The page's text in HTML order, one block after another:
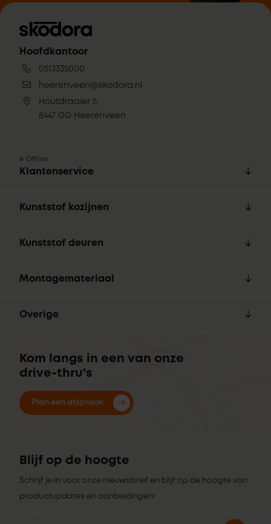
Hoofdkantoor
0513335000
heerenveen@skodora.nl
Houtdraaier 5,
8447 GG Heerenveen
Offline
Klantenservice
Kunststof kozijnen
Kunststof deuren
Montagemateriaal
Overige
Kom langs in een van onze
drive-thru's
Plan een afspraak
Blijf op de hoogte
Schrijf je in voor onze nieuwsbrief en blijf op de hoogte van
productupdates en aanbiedingen!